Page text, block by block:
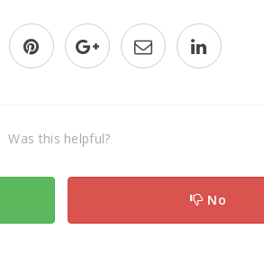
Was this helpful?
No